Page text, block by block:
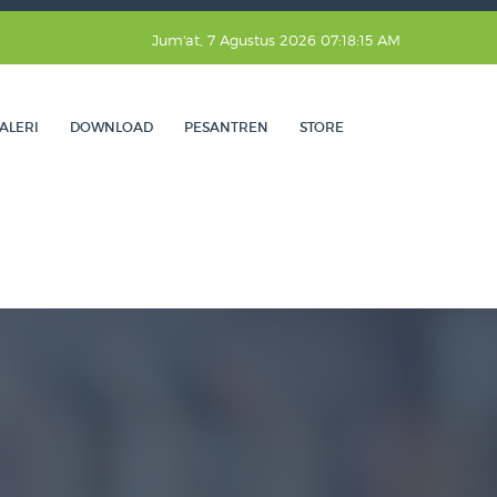
Jum'at, 7 Agustus 2026 07:18:16 AM
DOWNLOAD PESANTREN STORE